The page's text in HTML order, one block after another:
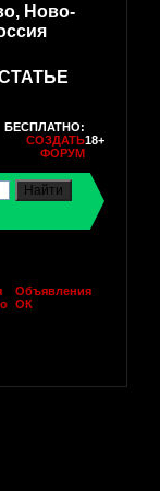
Ново-
БЕСПЛАТНО:
СОЗДАТЬ
ФОРУМ
18+
Объявления
ОК